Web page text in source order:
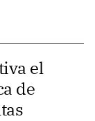
el
de